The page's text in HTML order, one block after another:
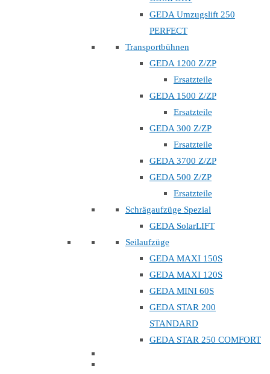
GEDA Umzugslift 250
PERFECT
Transportbühnen
GEDA 1200 Z/ZP
Ersatzteile
GEDA 1500 Z/ZP
Ersatzteile
GEDA 300 Z/ZP
Ersatzteile
GEDA 3700 Z/ZP
GEDA 500 Z/ZP
Ersatzteile
Schrägaufzüge Spezial
GEDA SolarLIFT
Seilaufzüge
GEDA MAXI 150S
GEDA MAXI 120S
GEDA MINI 60S
GEDA STAR 200
STANDARD
GEDA STAR 250 COMFORT